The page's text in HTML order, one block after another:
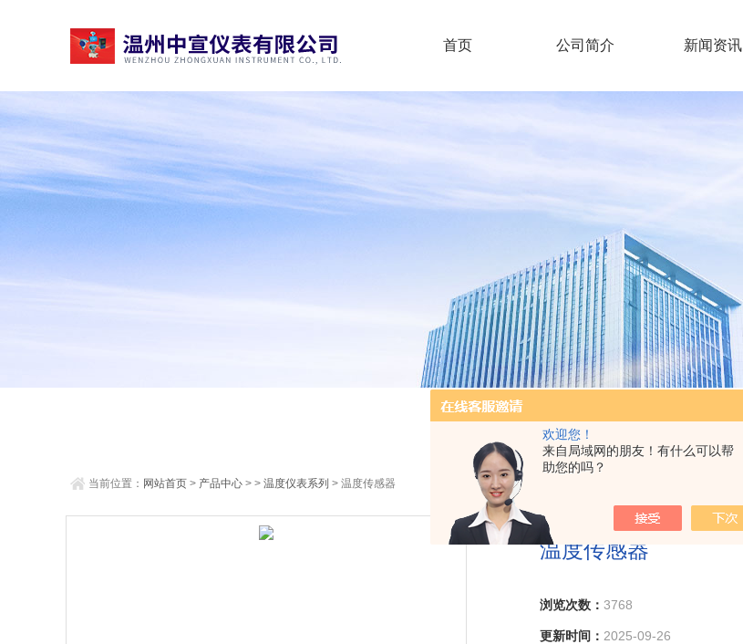
欢迎您！
来自局域网的朋友！有什么可以帮
助您的吗？
首页 公司简介 新闻资讯
当前位置： 网站首页 > 产品中心 > > 温度仪表系列 > 温度传感器
温度传感器
浏览次数： 3768
更新时间： 2025-09-26